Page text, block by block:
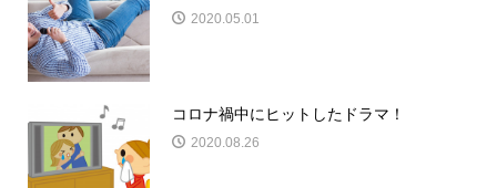
2020.05.01
コロナ禍中にヒットしたドラマ！
2020.08.26